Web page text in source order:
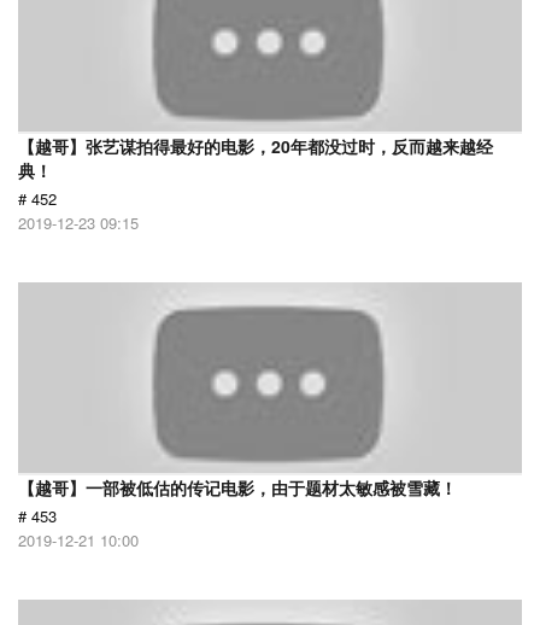
【越哥】张艺谋拍得最好的电影，20年都没过时，反而越来越经
典！
# 452
2019-12-23 09:15
【越哥】一部被低估的传记电影，由于题材太敏感被雪藏！
# 453
2019-12-21 10:00